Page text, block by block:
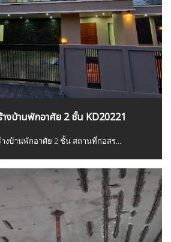
างบ้านพักอาศัย 2 ชั้น KD20221
งบ้านพักอาศัย 2 ชั้น สถานที่ก่อสร...